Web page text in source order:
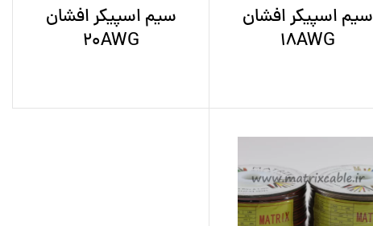
سیم اسپیکر افشان
18AWG
سیم اسپیکر افشان
20AWG